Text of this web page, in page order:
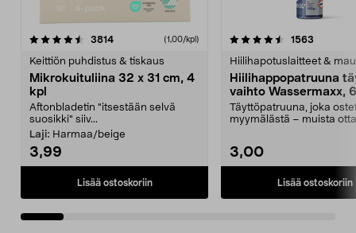
3814arvostelut (1,00/kpl)
Keittiön puhdistus & tiskaus
Mikrokuituliina 32 x 31 cm, 4
kpl
Aftonbladetin "itsestään selvä
suosikki" siiv...
Laji: Harmaa/beige
3,99
Lisää ostoskoriin
4.5viidestä
1563
Hiilihapotuslaitteet &
Hiilihappopatruuna
vaihto Wassermaxx,
Täyttöpatruuna, joka
myymälästä – muista
3,00
Lisää ostoskoriin
4.5viidestä